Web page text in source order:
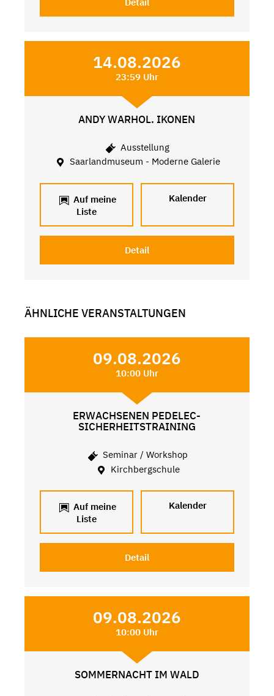
14.08.2026
23:59 Uhr
ANDY WARHOL. IKONEN
Ausstellung
Saarlandmuseum - Moderne Galerie
Auf meine
Liste
Kalender
Detail
ÄHNLICHE VERANSTALTUNGEN
09.08.2026
10:00 Uhr
ERWACHSENEN PEDELEC-
SICHERHEITSTRAINING
Seminar / Workshop
Kirchbergschule
Auf meine
Liste
Kalender
Detail
09.08.2026
10:00 Uhr
SOMMERNACHT IM WALD